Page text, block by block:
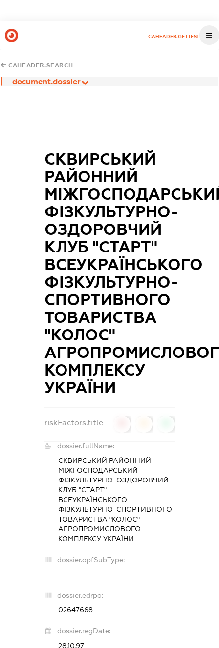
CAHEADER.GETTEST
CAHEADER.SEARCH
document.dossier
СКВИРСЬКИЙ
РАЙОННИЙ
ФІЗКУЛЬТУРНО-
ОЗДОРОВЧИЙ
КЛУБ "СТАРТ"
ВСЕУКРАЇНСЬКОГО
ФІЗКУЛЬТУРНО-
СПОРТИВНОГО
ТОВАРИСТВА
"КОЛОС"
КОМПЛЕКСУ
УКРАЇНИ
riskFactors.title
dossier.fullName:
СКВИРСЬКИЙ РАЙОННИЙ
МІЖГОСПОДАРСЬКИЙ
ФІЗКУЛЬТУРНО-ОЗДОРОВЧИЙ
КЛУБ "СТАРТ"
ВСЕУКРАЇНСЬКОГО
ФІЗКУЛЬТУРНО-СПОРТИВНОГО
ТОВАРИСТВА "КОЛОС"
АГРОПРОМИСЛОВОГО
КОМПЛЕКСУ УКРАЇНИ
dossier.opfSubType:
-
dossier.edrpo:
02647668
dossier.regDate:
28.10.97